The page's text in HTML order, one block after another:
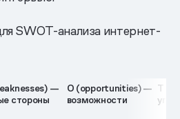
SWOT-анализа интернет-
—
стороны
O (opportunities) —
возможности
T